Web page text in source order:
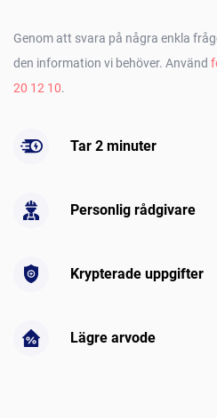
Genom att svara på några enkla
den information vi behöver. Använd
20 12 10.
Tar 2 minuter
Personlig rådgivare
Krypterade uppgifter
Lägre arvode